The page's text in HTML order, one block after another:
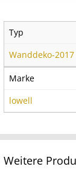
Typ
Wanddeko-2017
Marke
lowell
Weitere